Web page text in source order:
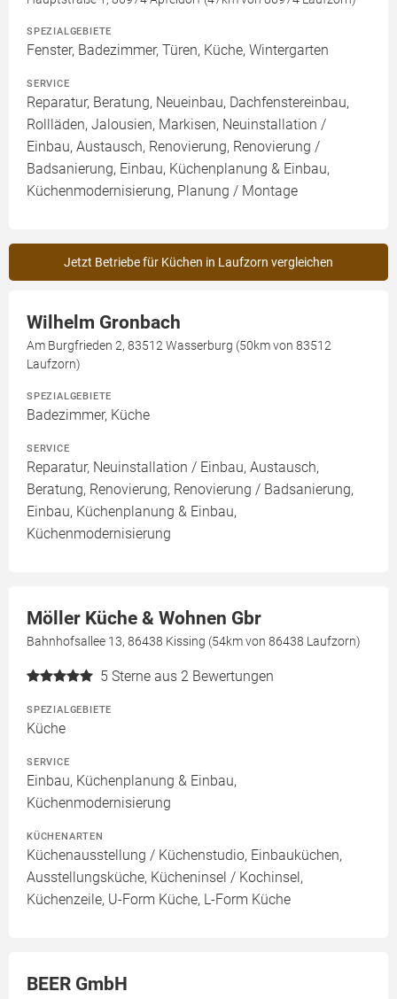
SPEZIALGEBIETE
Fenster, Badezimmer, Türen, Küche, Wintergarten
SERVICE
Reparatur, Beratung, Neueinbau, Dachfenstereinbau,
Rollläden, Jalousien, Markisen, Neuinstallation /
Einbau, Austausch, Renovierung, Renovierung /
Badsanierung, Einbau, Küchenplanung & Einbau,
Küchenmodernisierung, Planung / Montage
Jetzt Betriebe für Küchen in Laufzorn vergleichen
Wilhelm Gronbach
Am Burgfrieden 2, 83512 Wasserburg (50km von 83512
Laufzorn)
SPEZIALGEBIETE
Badezimmer, Küche
SERVICE
Reparatur, Neuinstallation / Einbau, Austausch,
Beratung, Renovierung, Renovierung / Badsanierung,
Einbau, Küchenplanung & Einbau,
Küchenmodernisierung
Möller Küche & Wohnen Gbr
Bahnhofsallee 13, 86438 Kissing (54km von 86438 Laufzorn)
5 Sterne aus 2 Bewertungen
SPEZIALGEBIETE
Küche
SERVICE
Einbau, Küchenplanung & Einbau,
Küchenmodernisierung
KÜCHENARTEN
Küchenausstellung / Küchenstudio, Einbauküchen,
Ausstellungsküche, Kücheninsel / Kochinsel,
Küchenzeile, U-Form Küche, L-Form Küche
BEER GmbH